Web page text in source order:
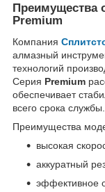
Преимущества
Premium
Компания
алмазный
технологий
Серия Premium
обеспечивает
всего срока службы.
Преимущества
высокая
аккуратный
эффективное